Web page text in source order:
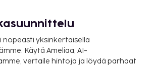
mökin tarjontaan kuuluvat
lähistöllä.
nopeasti yksinkertaisella
Käytä Ameliaa, AI-
vertaile hintoja ja löydä parhaat